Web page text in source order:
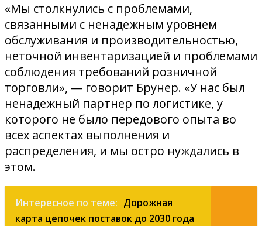
«Мы столкнулись с проблемами,
связанными с ненадежным уровнем
обслуживания и производительностью,
неточной инвентаризацией и проблемами
соблюдения требований розничной
торговли», — говорит Брунер. «У нас был
ненадежный партнер по логистике, у
которого не было передового опыта во
всех аспектах выполнения и
распределения, и мы остро нуждались в
этом.
Интересное по теме: Дорожная
карта цепочек поставок до 2030 года